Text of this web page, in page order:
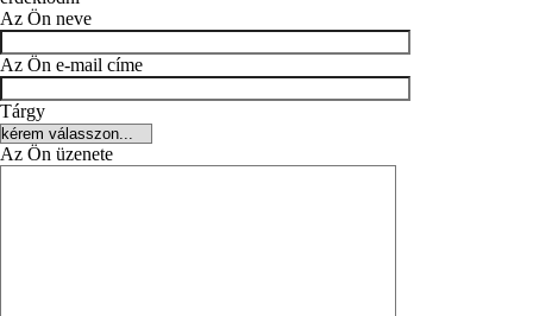
Az Ön neve
Az Ön e-mail címe
Tárgy
Az Ön üzenete